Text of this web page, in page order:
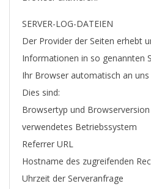
SERVER-LOG-DATEIEN
Der Provider der Seiten erhebt
Informationen in so genannten
Ihr Browser automatisch an
Dies sind:
Browsertyp und Browserversion
verwendetes Betriebssystem
Referrer URL
Hostname des zugreifenden
Uhrzeit der Serveranfrage